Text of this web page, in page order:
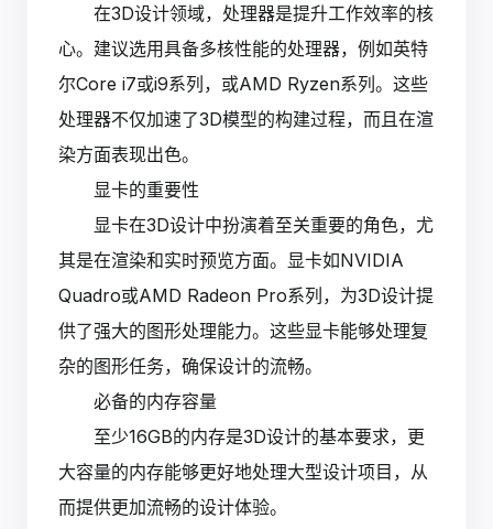
在3D设计领域，处理器是提升工作效率的核
心。建议选用具备多核性能的处理器，例如英特
尔Core i7或i9系列，或AMD Ryzen系列。这些
处理器不仅加速了3D模型的构建过程，而且在渲
染方面表现出色。
显卡的重要性
显卡在3D设计中扮演着至关重要的角色，尤
其是在渲染和实时预览方面。显卡如NVIDIA
Quadro或AMD Radeon Pro系列，为3D设计提
供了强大的图形处理能力。这些显卡能够处理复
杂的图形任务，确保设计的流畅。
必备的内存容量
至少16GB的内存是3D设计的基本要求，更
大容量的内存能够更好地处理大型设计项目，从
而提供更加流畅的设计体验。